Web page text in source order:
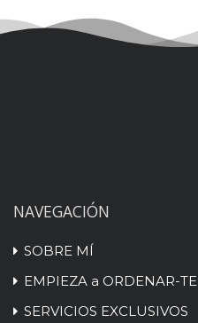
NAVEGACIÓN
SOBRE MÍ
EMPIEZA a ORDENAR-TE
SERVICIOS EXCLUSIVOS